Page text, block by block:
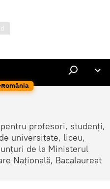
profesori, studenți,
universitate, liceu,
de la Ministerul
Națională, Bacalaureat